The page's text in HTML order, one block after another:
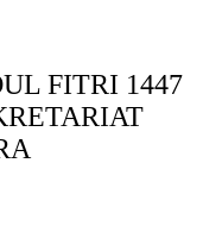
FITRI 1447